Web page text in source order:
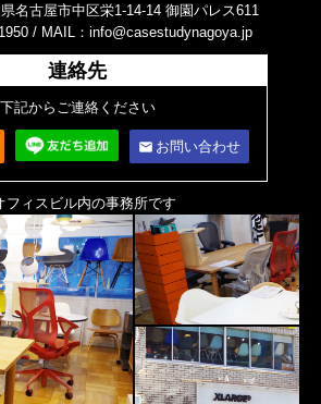
名古屋市中区栄1-14-14 御園パレス611
/ MAIL：info@casestudynagoya.jp
連絡先
下記からご連絡ください
email お問い合わせ
フィスビル内の事務所です